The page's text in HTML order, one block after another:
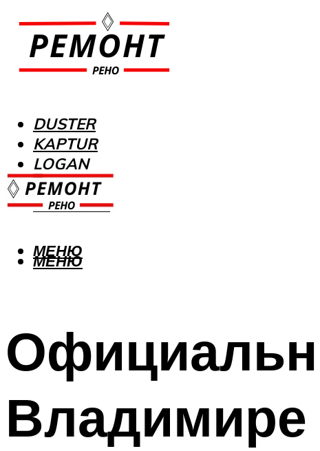
DUSTER
KAPTUR
LOGAN
MEGANE
SANDERO
МЕНЮ
МЕНЮ
Владимире